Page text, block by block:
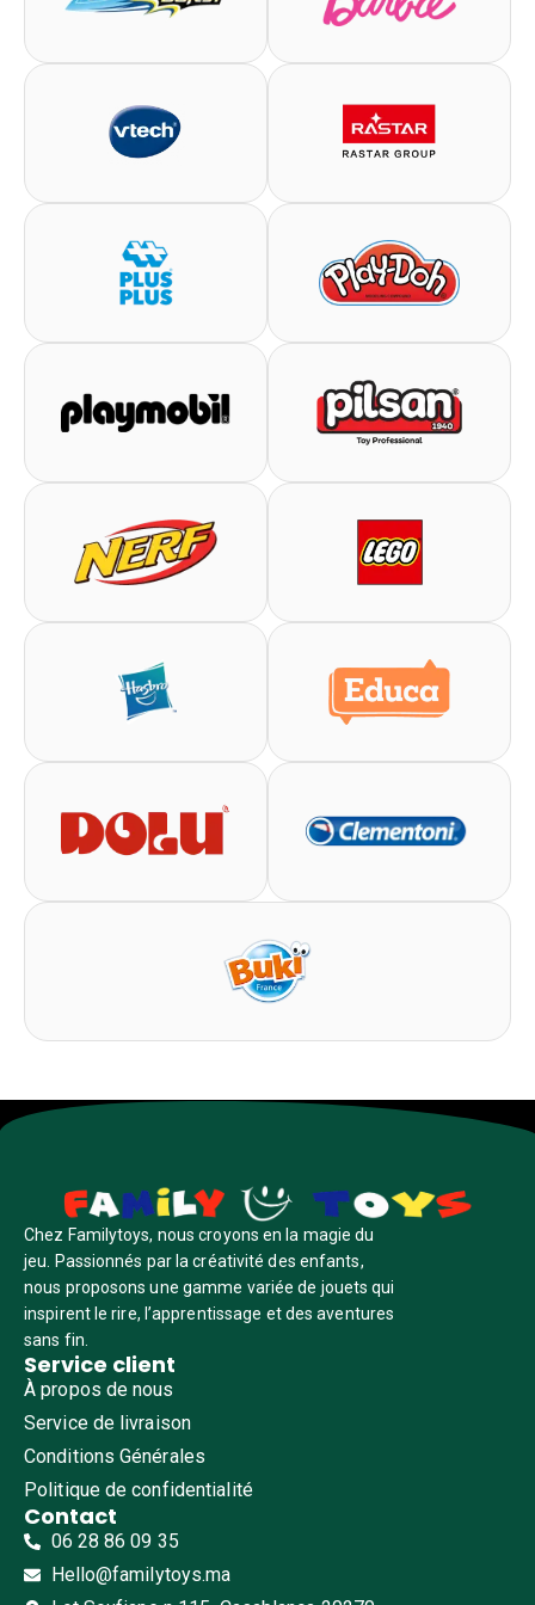
Chez Familytoys, nous croyons en la magie du
jeu. Passionnés par la créativité des enfants,
nous proposons une gamme variée de jouets qui
inspirent le rire, l’apprentissage et des aventures
sans fin.
Service client
À propos de nous
Service de livraison
Conditions Générales
Politique de confidentialité
Contact
06 28 86 09 35
Hello@familytoys.ma